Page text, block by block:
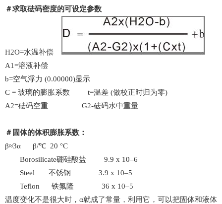
＃求取砝码密度的可设定参数
H2O=水温补偿
A1=溶液补偿
b=空气浮力 (0.00000)显示
C = 玻璃的膨胀系数 t=温差 (做校正时归为零)
A2=砝码空重 G2-砝码水中重量
＃固体的体积膨胀系数：
β≈3α β/℃ 20 °C
Borosilicate硼硅酸盐 9.9 x 10–6
Steel 不锈钢 3.9 x 10–5
Teflon 铁氟隆 36 x 10–5
温度变化不是很大时，α就成了常量，利用它，可以把固体和液体